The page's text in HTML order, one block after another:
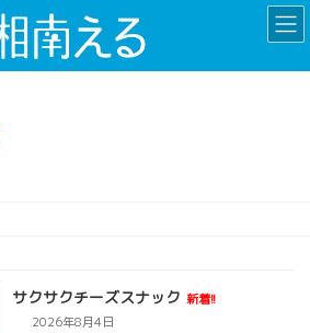
サクサクチーズスナック 新着!!
2026年8月4日